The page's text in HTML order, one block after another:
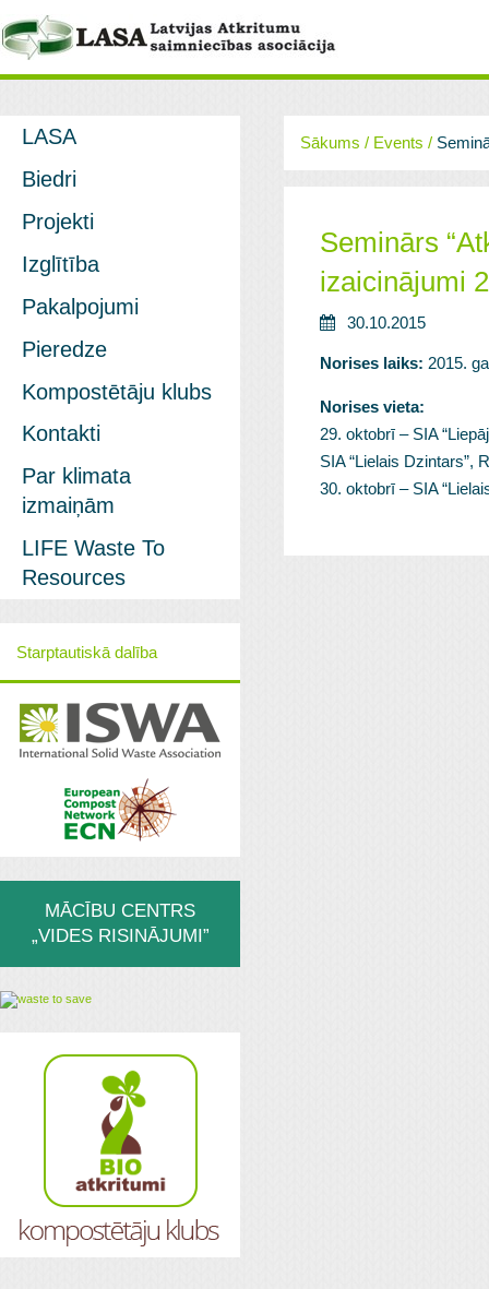
Sākums / Events /
Seminārs
izaicinājumi
30.10.2015
Norises laiks: 2015.
Norises vieta:
29. oktobrī – SIA
SIA “Lielais Dzintars”,
30. oktobrī – SIA
LASA
Biedri
Projekti
Izglītība
Pakalpojumi
Pieredze
Kompostētāju klubs
Kontakti
Par klimata
izmaiņām
LIFE Waste To
Resources
Starptautiskā dalība
MĀCĪBU CENTRS
„VIDES RISINĀJUMI”